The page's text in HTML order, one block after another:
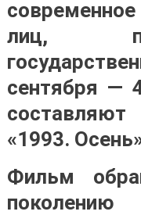
лиц,
сентября —
«1993.
Фильм
поколению